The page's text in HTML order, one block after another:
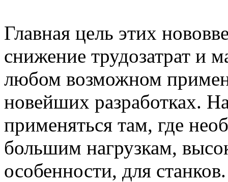
Главная цель этих
снижение трудозатрат и
любом возможном
новейших разработках.
применяться там, где
большим нагрузкам,
особенности, для станков.